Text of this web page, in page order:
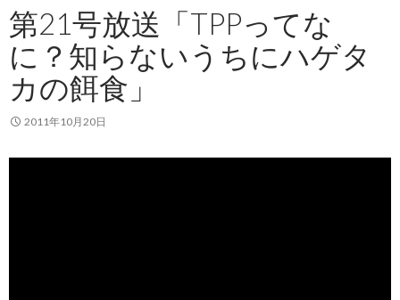
動
第21号放送「TPPってな
に？知らないうちにハゲタ
カの餌食」
2011年10月20日